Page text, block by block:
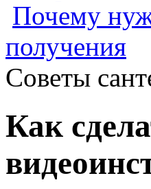
Почему
получения
Советы
Как